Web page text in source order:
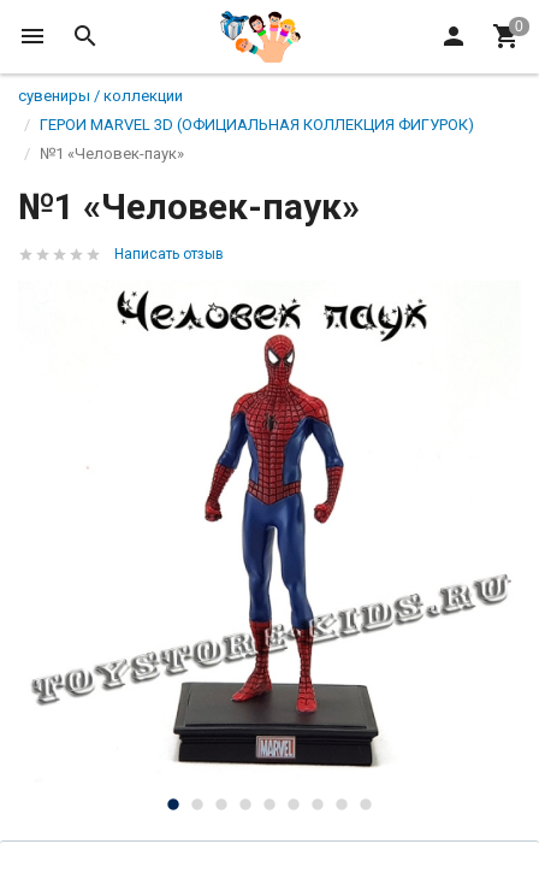
сувениры / коллекции
ГЕРОИ MARVEL 3D (ОФИЦИАЛЬНАЯ КОЛЛЕКЦИЯ ФИГУРОК)
№1 «Человек-паук»
№1 «Человек-паук»
Написать отзыв